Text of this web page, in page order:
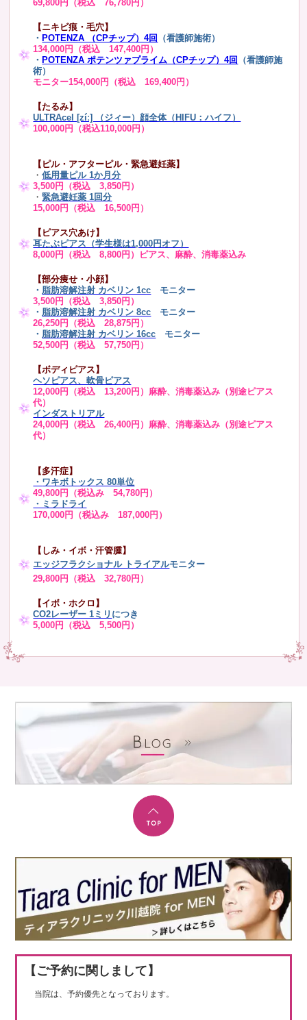
69,800円（税込 76,780円）
【ニキビ痕・毛穴】
・ POTENZA （CPチップ）4回
（看護師施術）
134,000円（税込 147,400円）
・ POTENZA ポテンツァプライム（CPチップ）4回
（看護師施
術）
モニター154,000円（税込 169,400円）
【たるみ】
ULTRAcel [zíː] （ジィー）顔全体（HIFU：ハイフ）
100,000円（税込110,000円）
【ピル・アフターピル・緊急避妊薬】
・低用量ピル 1か月分
3,500円（税込 3,850円）
・緊急避妊薬 1回分
15,000円（税込 16,500円）
【ピアス穴あけ】
耳たぶピアス（学生様は1,000円オフ）
8,000円（税込 8,800円）ピアス、麻酔、消毒薬込み
【部分痩せ・小顔】
・ 脂肪溶解注射 カベリン 1cc モニター
3,500円（税込 3,850円）
・ 脂肪溶解注射 カベリン 8cc モニター
26,250円（税込 28,875円）
・ 脂肪溶解注射 カベリン 16cc
モニター
52,500円（税込 57,750円）
【ボディピアス】
ヘソピアス、軟骨ピアス
12,000円（税込 13,200円）麻酔、消毒薬込み（別途ピアス
代）
インダストリアル
24,000円（税込 26,400円）麻酔、消毒薬込み（別途ピアス
代）
【多汗症】
・ ワキボトックス 80単位
49,800円（税込み 54,780円）
・ミラドライ
170,000円（税込み 187,000円）
【しみ・イボ・汗管腫】
エッジフラクショナル トライアルモニター
29,800円（税込 32,780円）
【イボ・ホクロ】
CO2レーザー 1ミリ につき
5,000円（税込 5,500円）
【ご予約に関しまして】
当院は、予約優先となっております。